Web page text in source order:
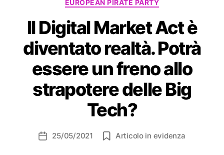
EUROPEAN PIRATE PARTY
Il Digital Market Act è
diventato realtà. Potrà
essere un freno allo
strapotere delle Big
Tech?
Data25/05/2021 Articolo in evidenza